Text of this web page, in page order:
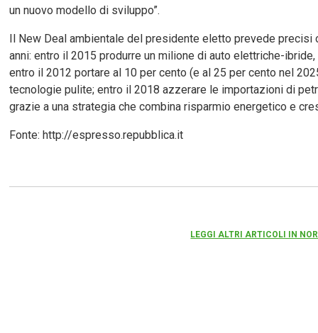
un nuovo modello di sviluppo”.
Il New Deal ambientale del presidente eletto prevede
anni: entro il 2015 produrre un milione di auto elettriche-
entro il 2012 portare al 10 per cento (e al 25 per cento nel
tecnologie pulite; entro il 2018 azzerare le importazioni di
grazie a una strategia che combina risparmio energetico e
Fonte: http://espresso.repubblica.it
LEGGI ALTRI ARTICOLI IN